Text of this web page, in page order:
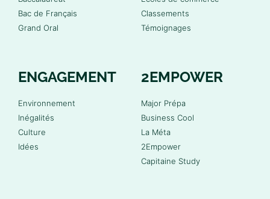
Bac de Français
Grand Oral
Classements
Témoignages
ENGAGEMENT
Environnement
Inégalités
Culture
Idées
2EMPOWER
Major Prépa
Business Cool
La Méta
2Empower
Capitaine Study